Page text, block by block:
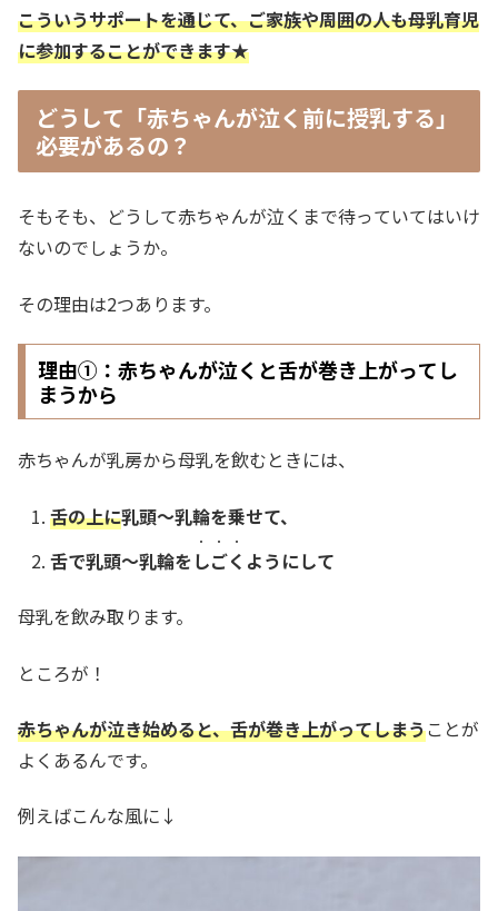
こういうサポートを通じて、ご家族や周囲の人も母乳育児
に参加することができます★
どうして「赤ちゃんが泣く前に授乳する」
必要があるの？
そもそも、どうして赤ちゃんが泣くまで待っていてはいけ
ないのでしょうか。
その理由は2つあります。
理由①：赤ちゃんが泣くと舌が巻き上がってし
まうから
赤ちゃんが乳房から母乳を飲むときには、
舌の上に乳頭～乳輪を乗せて、
舌で乳頭～乳輪をしごく
・・・
ようにして
母乳を飲み取ります。
ところが！
赤ちゃんが泣き始めると、舌が巻き上がってしまうことが
よくあるんです。
例えばこんな風に↓